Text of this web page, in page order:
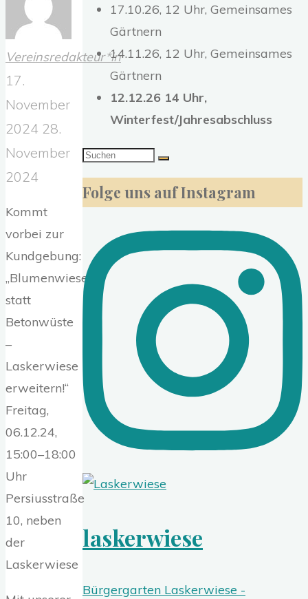
Vereinsredakteur*in
17.
November
2024 28.
November
2024
Kommt
vorbei zur
Kundgebung:
„Blumenwiese
statt
Betonwüste
–
Laskerwiese
erweitern!“
Freitag,
06.12.24,
15:00–18:00
Uhr
Persiusstraße
10, neben
der
Laskerwiese
17.10.26, 12 Uhr, Gemeinsames
Gärtnern
14.11.26, 12 Uhr, Gemeinsames
Gärtnern
12.12.26 14 Uhr,
Winterfest/Jahresabschluss
Suchen
nach:
Folge uns auf Instagram
laskerwiese
Bürgergarten Laskerwiese -